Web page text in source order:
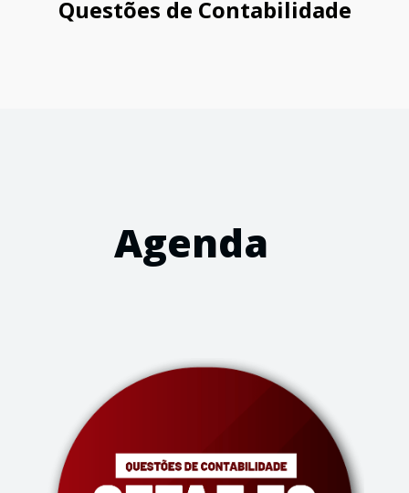
Questões de Contabilidade
Agenda